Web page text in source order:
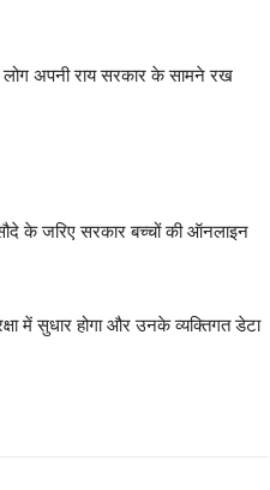
लोग अपनी राय सरकार के सामने रख
के जरिए सरकार बच्चों की ऑनलाइन
में सुधार होगा और उनके व्यक्तिगत डेटा